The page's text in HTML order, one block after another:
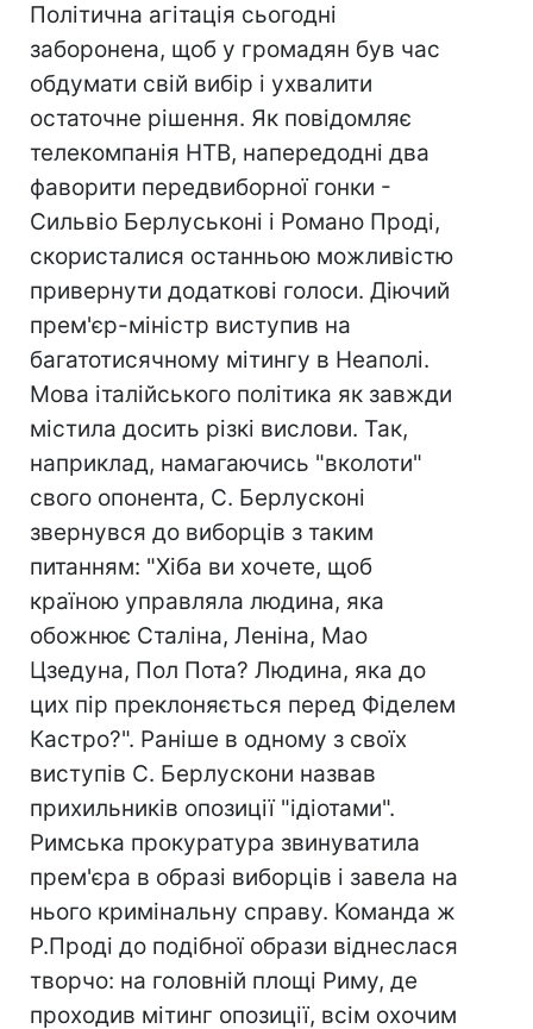
Політична агітація сьогодні
заборонена, щоб у громадян був час
обдумати свій вибір і ухвалити
остаточне рішення. Як повідомляє
телекомпанія НТВ, напередодні два
фаворити передвиборної гонки -
Сильвіо Берлуськоні і Романо Проді,
скористалися останньою можливістю
привернути додаткові голоси. Діючий
прем'єр-міністр виступив на
багатотисячному мітингу в Неаполі.
Мова італійського політика як завжди
містила досить різкі вислови. Так,
наприклад, намагаючись "вколоти"
свого опонента, С. Берлусконі
звернувся до виборців з таким
питанням: "Хіба ви хочете, щоб
країною управляла людина, яка
обожнює Сталіна, Леніна, Мао
Цзедуна, Пол Пота? Людина, яка до
цих пір преклоняється перед Фіделем
Кастро?". Раніше в одному з своїх
виступів С. Берлускони назвав
прихильників опозиції "ідіотами".
Римська прокуратура звинуватила
прем'єра в образі виборців і завела на
нього кримінальну справу. Команда ж
Р.Проді до подібної образи віднеслася
творчо: на головній площі Риму, де
проходив мітинг опозиції, всім охочим